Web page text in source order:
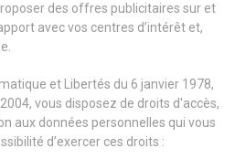
des offres publicitaires sur et
avec vos centres d’intérêt et,
et Libertés du 6 janvier 1978,
vous disposez de droits d'accès,
aux données personnelles qui vous
d’exercer ces droits :